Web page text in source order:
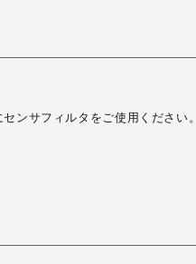
ンサフィルタをご使用ください。